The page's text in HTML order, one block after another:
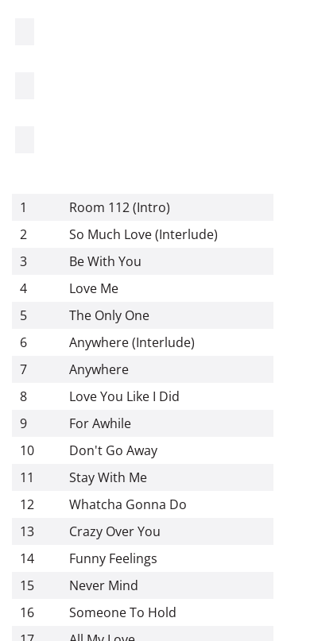
1
Room 112 (Intro)
2
So Much Love (Interlude)
3
Be With You
4
Love Me
5
The Only One
6
Anywhere (Interlude)
7
Anywhere
8
Love You Like I Did
9
For Awhile
10
Don't Go Away
11
Stay With Me
12
Whatcha Gonna Do
13
Crazy Over You
14
Funny Feelings
15
Never Mind
16
Someone To Hold